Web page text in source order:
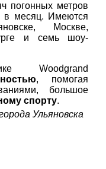
погонных метров
в месяц. Имеются
Москве,
и семь шоу-
Woodgrand
, помогая
большое
спорту.
Ульяновска